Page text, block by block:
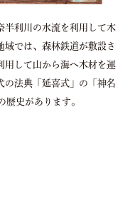
半利川の水流を利用して木
では、森林鉄道が敷設さ
用して山から海へ木材を運
の法典「延喜式」の「神名
歴史があります。